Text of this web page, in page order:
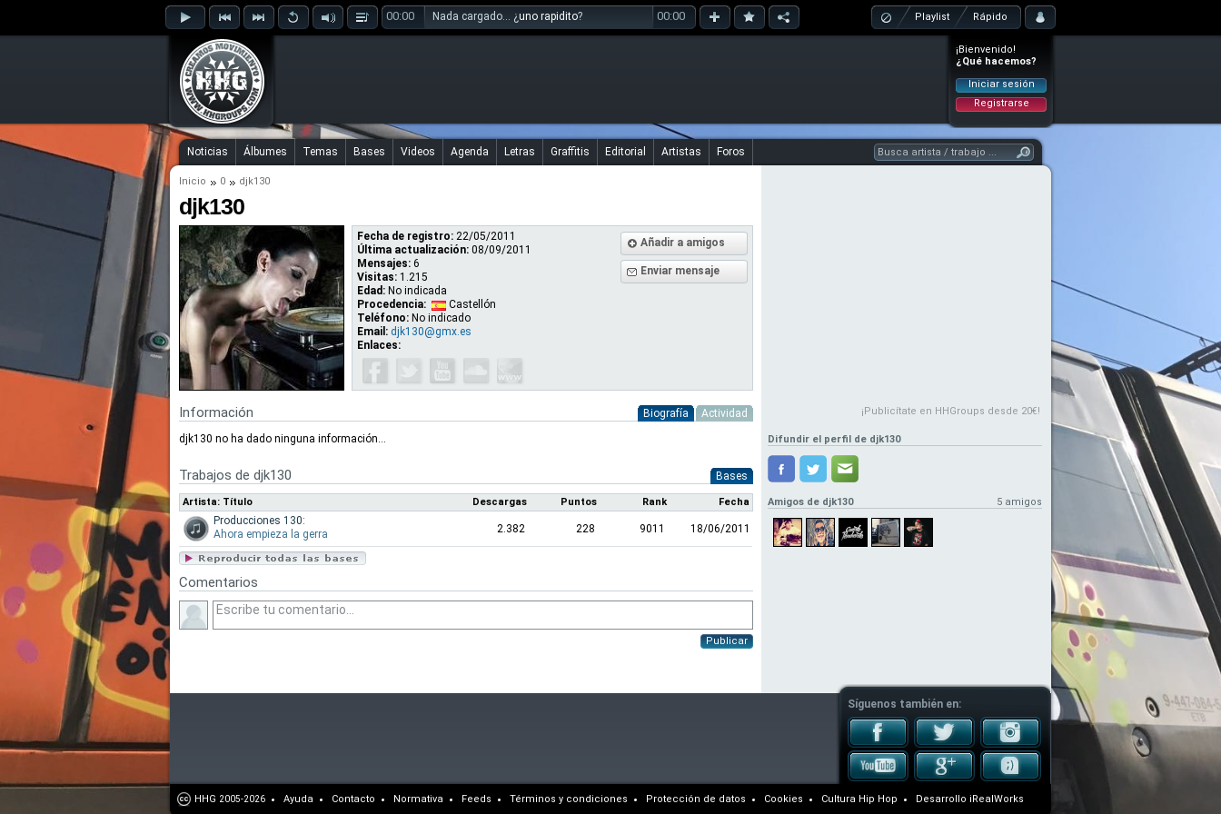
00:00 Nada cargado... ¿uno rapidito? 00:00 Playlist Rápido
¡Bienvenido!
¿Qué hacemos?
Iniciar sesión
Registrarse
Noticias Álbumes Temas Bases Videos Agenda Letras Graffitis Editorial Artistas Foros
Inicio 0 djk130
djk130
Añadir a amigos
Enviar mensaje
Fecha de registro: 22/05/2011
Última actualización: 08/09/2011
Mensajes: 6
Visitas: 1.215
Edad: No indicada
Procedencia:
Castellón
Teléfono: No indicado
Email: djk130@gmx.es
Enlaces:
Información Biografía
Actividad
djk130 no ha dado ninguna información...
Trabajos de djk130 Bases
Artista: Título Descargas Puntos Rank Fecha
Producciones 130:
Ahora empieza la gerra
2.382 228 9011 18/06/2011
Comentarios
Publicar
¡Publicítate en HHGroups desde 20€!
Difundir el perfil de djk130
Amigos de djk130 5 amigos
Síguenos también en:
HHG 2005-2026 Ayuda Contacto Normativa Feeds Términos y condiciones Protección de datos Cookies Cultura Hip Hop Desarrollo iRealWorks